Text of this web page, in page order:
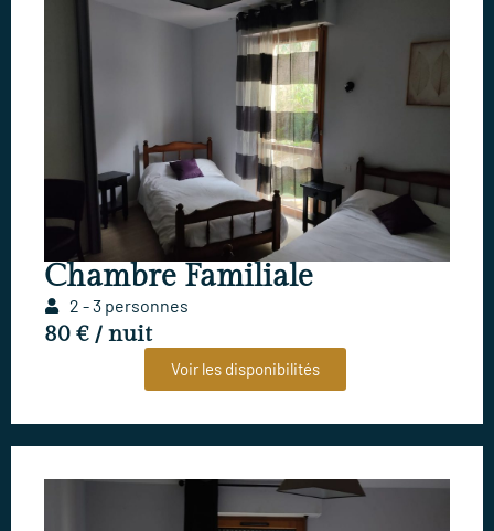
Chambre Familiale
2 - 3 personnes
80 € / nuit
Voir les disponibilités